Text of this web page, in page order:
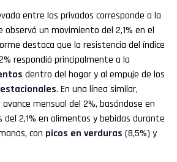
entre los privados corresponde a la
observó un movimiento del 2,1% en el
destaca que la resistencia del índice
respondió principalmente a la
dentro del hogar y al empuje de los
. En una línea similar,
mensual del 2%, basándose en
del 2,1% en alimentos y bebidas durante
con picos en verduras (8,5%) y